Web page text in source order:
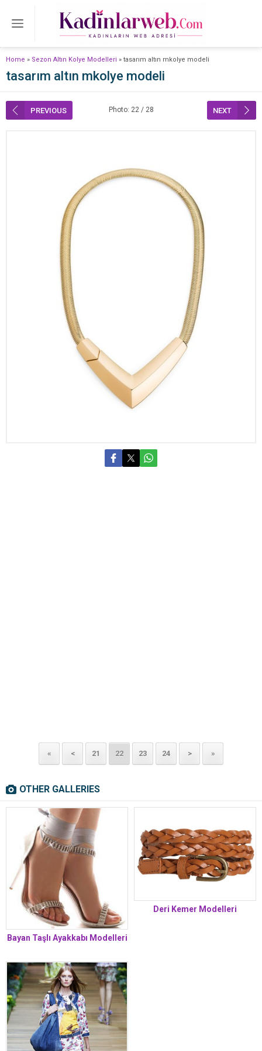
Home » Sezon Altın Kolye Modelleri » tasarım altın mkolye modeli
tasarım altın mkolye modeli
PREVIOUS Photo: 22 / 28 NEXT
« < 21 22 23 24 > »
OTHER GALLERIES
Bayan Taşlı Ayakkabı Modelleri
Deri Kemer Modelleri